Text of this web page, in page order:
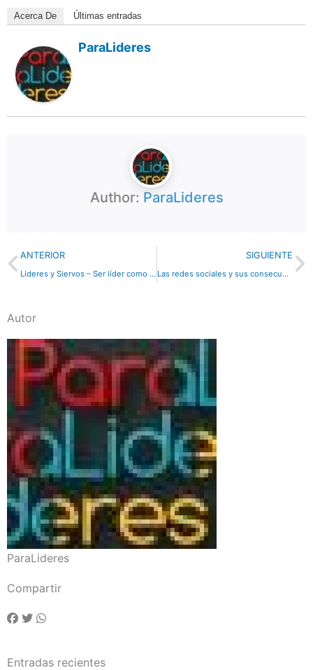
Acerca De Últimas entradas
ParaLideres
Author: ParaLideres
Previo
ANTERIOR
Líderes y Siervos – Ser líder como Nehemías
SIGUIENTE
Las redes sociales y sus consecuencias
Autor
ParaLideres
Compartir
Entradas recientes